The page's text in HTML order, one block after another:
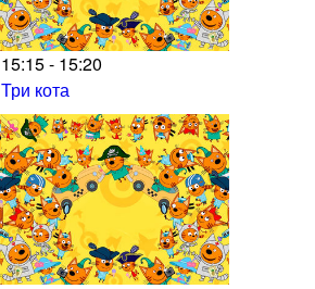
15:15 - 15:20
Три кота